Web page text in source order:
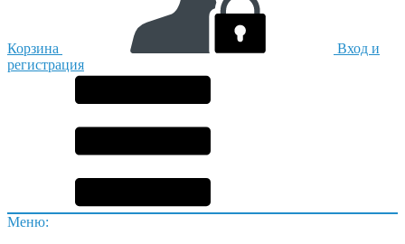
Корзина
Вход и
регистрация
Меню: